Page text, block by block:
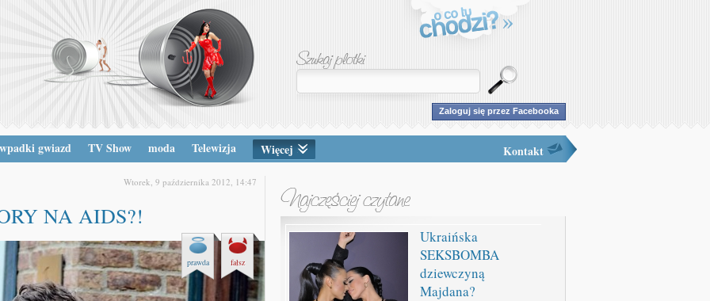
Zaloguj się przez Facebooka
wpadki gwiazd TV Show moda Telewizja Więcej Kontakt
Wtorek, 9 października 2012, 14:47
NA AIDS?!
prawda fałsz
Ukraińska
SEKSBOMBA
dziewczyną
Majdana?